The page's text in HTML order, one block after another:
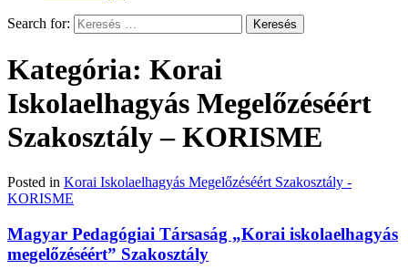
Search for:
Kategória: Korai
Iskolaelhagyás Megelőzéséért
Szakosztály – KORISME
Posted in Korai Iskolaelhagyás Megelőzéséért Szakosztály -
KORISME
Magyar Pedagógiai Társaság „Korai iskolaelhagyás
megelőzéséért” Szakosztály